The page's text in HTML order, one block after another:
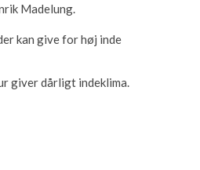
Madelung.
giver dårligt indeklima.